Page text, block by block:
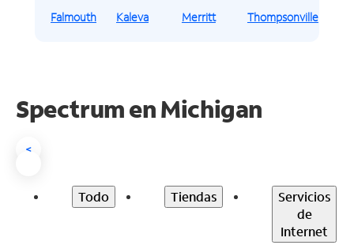
Falmouth
Kaleva
Merritt
Thompsonville
Spectrum enMichigan
<
Todo Tiendas
Servicios
de
Internet